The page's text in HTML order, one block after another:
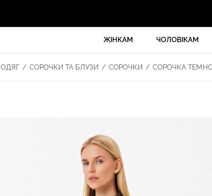
ЖІНКАМ ЧОЛОВІКАМ
ОДЯГ / СОРОЧКИ ТА БЛУЗИ / СОРОЧКИ / СОРОЧКА